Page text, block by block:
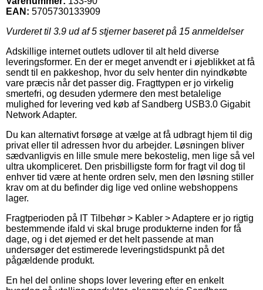
EAN: 5705730133909
Vurderet til 3.9 ud af 5 stjerner baseret på 15 anmeldelser
Adskillige internet outlets udlover til alt held diverse
leveringsformer. En der er meget anvendt er i øjeblikket at få
sendt til en pakkeshop, hvor du selv henter din nyindkøbte
vare præcis når det passer dig. Fragttypen er jo virkelig
smertefri, og desuden ydermere den mest betalelige
mulighed for levering ved køb af Sandberg USB3.0 Gigabit
Network Adapter.
Du kan alternativt forsøge at vælge at få udbragt hjem til dig
privat eller til adressen hvor du arbejder. Løsningen bliver
sædvanligvis en lille smule mere bekostelig, men lige så vel
ultra ukompliceret. Den prisbilligste form for fragt vil dog til
enhver tid være at hente ordren selv, men den løsning stiller
krav om at du befinder dig lige ved online webshoppens
lager.
Fragtperioden på IT Tilbehør > Kabler > Adaptere er jo rigtig
bestemmende ifald vi skal bruge produkterne inden for få
dage, og i det øjemed er det helt passende at man
undersøger det estimerede leveringstidspunkt på det
pågældende produkt.
En hel del online shops lover levering efter en enkelt